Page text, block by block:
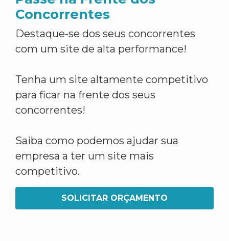
Concorrentes
Destaque-se dos seus concorrentes
com um site de alta performance!
Tenha um site altamente competitivo
para ficar na frente dos seus
concorrentes!
Saiba como podemos ajudar sua
empresa a ter um site mais
competitivo.
SOLICITAR ORÇAMENTO